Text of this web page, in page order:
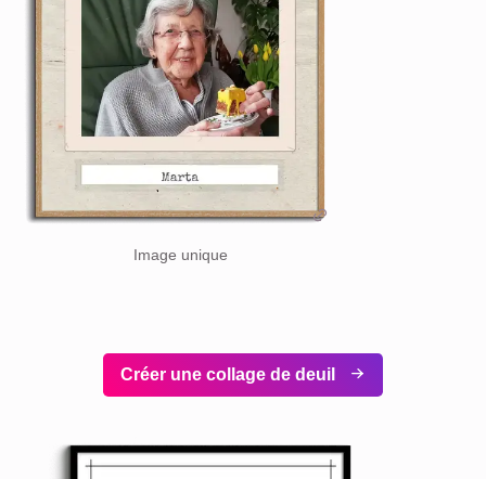
Image unique
Créer une collage de deuil